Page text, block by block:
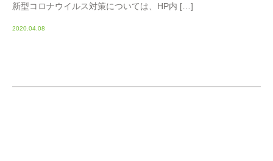
新型コロナウイルス対策については、HP内 […]
2020.04.08